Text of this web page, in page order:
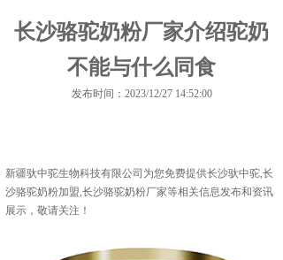
长沙骆驼奶粉厂家介绍驼奶
不能与什么同食
发布时间：2023/12/27 14:52:00
新疆驮中驼生物科技有限公司为您免费提供长沙驮中驼,长
沙骆驼奶粉加盟,长沙骆驼奶粉厂家等相关信息发布和资讯
展示，敬请关注！